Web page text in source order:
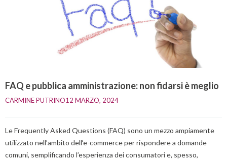
FAQ e pubblica amministrazione: non fidarsi è meglio
CARMINE PUTRINO12 MARZO, 2024
Le Frequently Asked Questions (FAQ) sono un mezzo ampiamente
utilizzato nell’ambito dell‘e-commerce per rispondere a domande
comuni, semplificando l’esperienza dei consumatori e, spesso,